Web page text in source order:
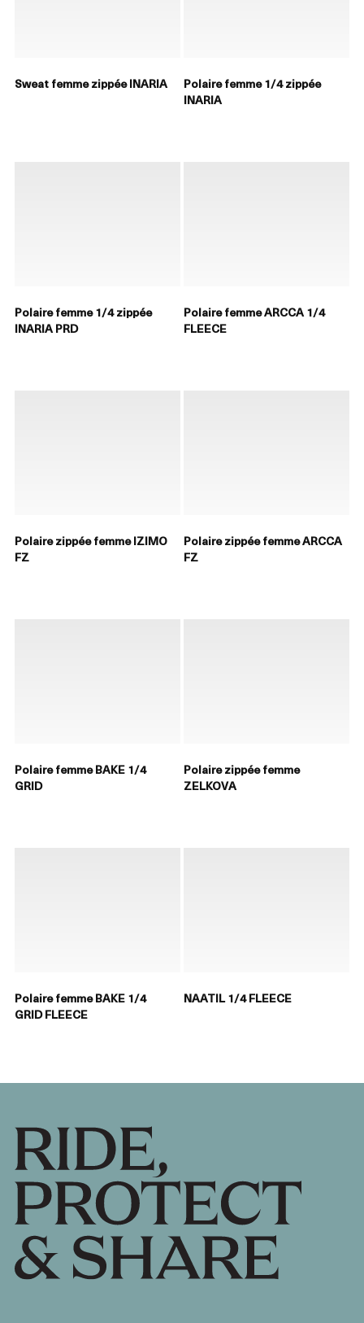
Sweat femme zippée INARIA
Polaire femme 1/4 zippée
INARIA
Polaire femme 1/4 zippée
INARIA PRD
Polaire femme ARCCA 1/4
FLEECE
Polaire zippée femme IZIMO
FZ
Polaire zippée femme ARCCA
FZ
Polaire femme BAKE 1/4
GRID
Polaire zippée femme
ZELKOVA
Polaire femme BAKE 1/4
GRID FLEECE
NAATIL 1/4 FLEECE